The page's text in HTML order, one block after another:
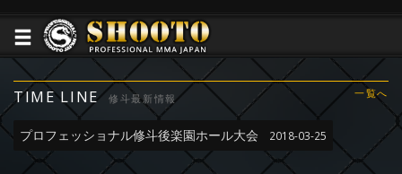
TIME LINE 修斗最新情報 一覧へ
プロフェッショナル修斗後楽園ホール大会 2018-03-25